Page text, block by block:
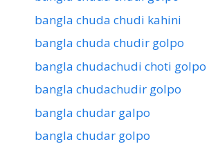
bangla chuda chudi kahini
bangla chuda chudir golpo
bangla chudachudi choti golpo
bangla chudachudir golpo
bangla chudar galpo
bangla chudar golpo